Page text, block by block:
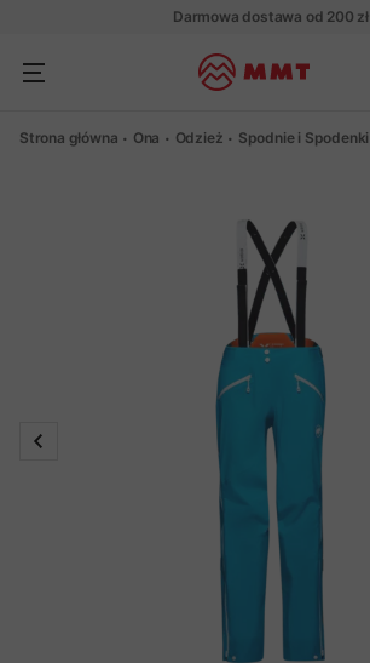
Darmowa dostawa od 200 zł
Strona główna Ona Odzież Spodnie i Spodenki